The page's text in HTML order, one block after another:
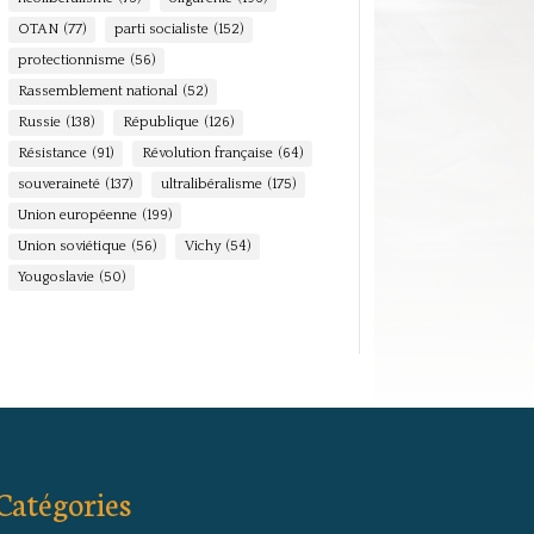
OTAN (77) parti socialiste (152)
protectionnisme (56)
Rassemblement national (52)
Russie (138) République (126)
Résistance (91) Révolution française (64)
souveraineté (137) ultralibéralisme (175)
Union européenne (199)
Union soviétique (56) Vichy (54)
Yougoslavie (50)